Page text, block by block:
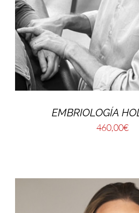
EMBRIOLOGÍA
460,00€